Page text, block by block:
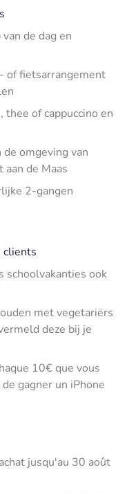
de dag en
of fietsarrangement
of cappuccino en
omgeving van
de Maas
2-gangen
clients
schoolvakanties ook
met vegetariërs
deze bij je
10€ que vous
gagner un iPhone
jusqu'au 30 août